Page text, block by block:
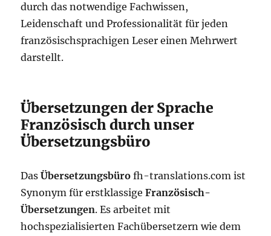
durch das notwendige Fachwissen,
Leidenschaft und Professionalität für jeden
französischsprachigen Leser einen Mehrwert
darstellt.
Übersetzungen der Sprache
Französisch durch unser
Übersetzungsbüro
DasÜbersetzungsbüro fh-translations.com ist
Synonym für erstklassigeFranzösisch-
Übersetzungen. Es arbeitet mit
hochspezialisierten Fachübersetzern wie dem